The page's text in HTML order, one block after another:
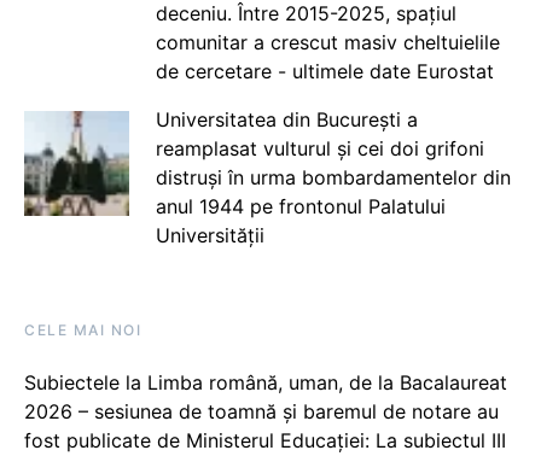
deceniu. Între 2015-2025, spațiul
comunitar a crescut masiv cheltuielile
de cercetare - ultimele date Eurostat
Universitatea din București a
reamplasat vulturul și cei doi grifoni
distruși în urma bombardamentelor din
anul 1944 pe frontonul Palatului
Universității
CELE MAI NOI
Subiectele la Limba română, uman, de la Bacalaureat
2026 – sesiunea de toamnă și baremul de notare au
fost publicate de Ministerul Educației: La subiectul III